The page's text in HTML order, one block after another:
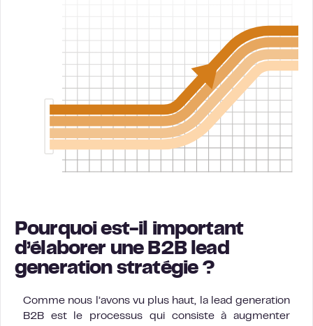
Pourquoi est-il important
d’élaborer une B2B lead
generation stratégie ?
Comme nous l’avons vu plus haut, la lead generation
B2B est le processus qui consiste à augmenter